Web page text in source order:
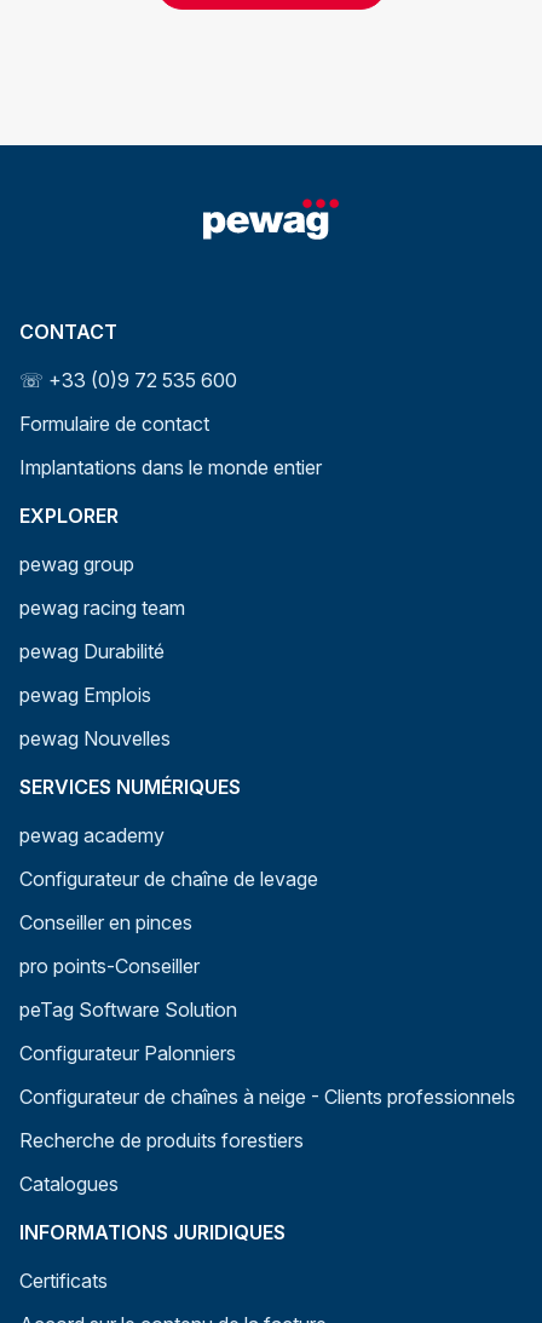
CONTACT
☏ +33 (0)9 72 535 600
Formulaire de contact
Implantations dans le monde entier
EXPLORER
pewag group
pewag racing team
pewag Durabilité
pewag Emplois
pewag Nouvelles
SERVICES NUMÉRIQUES
pewag academy
Configurateur de chaîne de levage
Conseiller en pinces
pro points-Conseiller
peTag Software Solution
Configurateur Palonniers
Configurateur de chaînes à neige - Clients professionnels
Recherche de produits forestiers
Catalogues
INFORMATIONS JURIDIQUES
Certificats